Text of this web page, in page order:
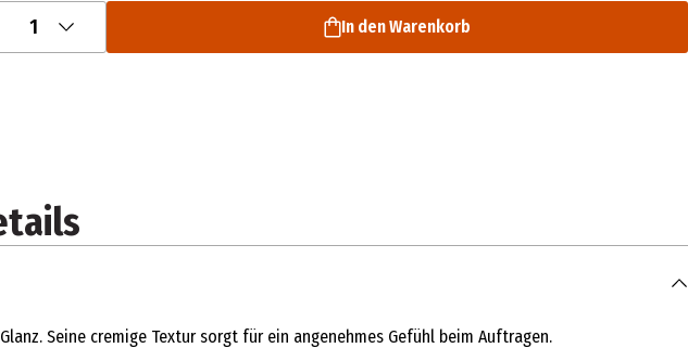
1 In den Warenkorb
Seine cremige Textur sorgt für ein angenehmes Gefühl beim Auftragen.